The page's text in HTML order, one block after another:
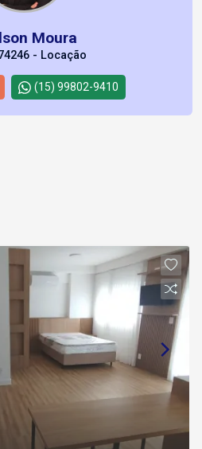
Moura
- Locação
(15) 99802-9410